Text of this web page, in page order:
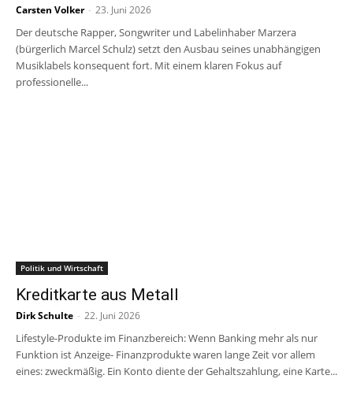
Carsten Volker - 23. Juni 2026
Der deutsche Rapper, Songwriter und Labelinhaber Marzera
(bürgerlich Marcel Schulz) setzt den Ausbau seines unabhängigen
Musiklabels konsequent fort. Mit einem klaren Fokus auf
professionelle...
Politik und Wirtschaft
Kreditkarte aus Metall
Dirk Schulte - 22. Juni 2026
Lifestyle-Produkte im Finanzbereich: Wenn Banking mehr als nur
Funktion ist Anzeige- Finanzprodukte waren lange Zeit vor allem
eines: zweckmäßig. Ein Konto diente der Gehaltszahlung, eine Karte...